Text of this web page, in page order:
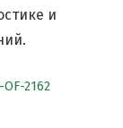
и
2162